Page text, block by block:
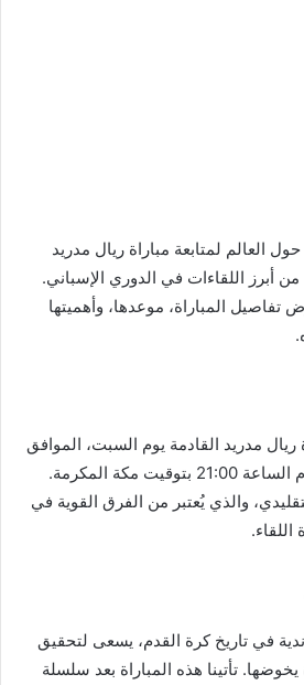
العالم لمتابعة مباراة ريال مدريد
من أبرز اللقاءات في الدوري الإسباني.
المباراة، موعدها، وأهميتها
ريال مدريد القادمة يوم السبت، الموافق
28 أكتوبر 2023، في تمام الساعة 21:00 بتوقيت مكة المكرمة.
والذي يُعتبر من الفرق القوية في
اللقاء.
في تاريخ كرة القدم، يسعى لتحقيق
تأتينا هذه المباراة بعد سلسلة